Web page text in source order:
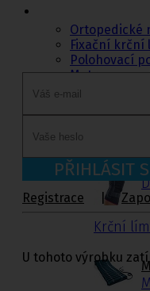
Ortopedické
Fixační krční
Polohovací
Matrace a
Míče na
Tejpovací
Ortopedické
Krční
PŘIHLÁSIT
Registrace |
U tohoto výrobku